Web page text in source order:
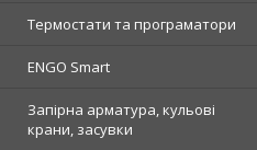
Термостати та програматори
ENGO Smart
Запірна арматура, кульові
крани, засувки